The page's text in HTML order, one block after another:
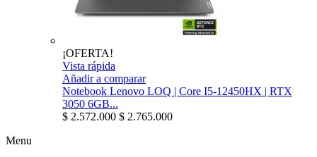
¡OFERTA!
Vista rápida
Añadir a comparar
Notebook Lenovo LOQ | Core I5-12450HX | RTX
3050 6GB...
$ 2.572.000 $ 2.765.000
Menu